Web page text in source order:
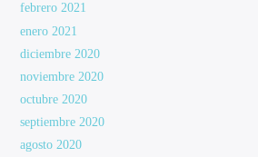
febrero 2021
enero 2021
diciembre 2020
noviembre 2020
octubre 2020
septiembre 2020
agosto 2020